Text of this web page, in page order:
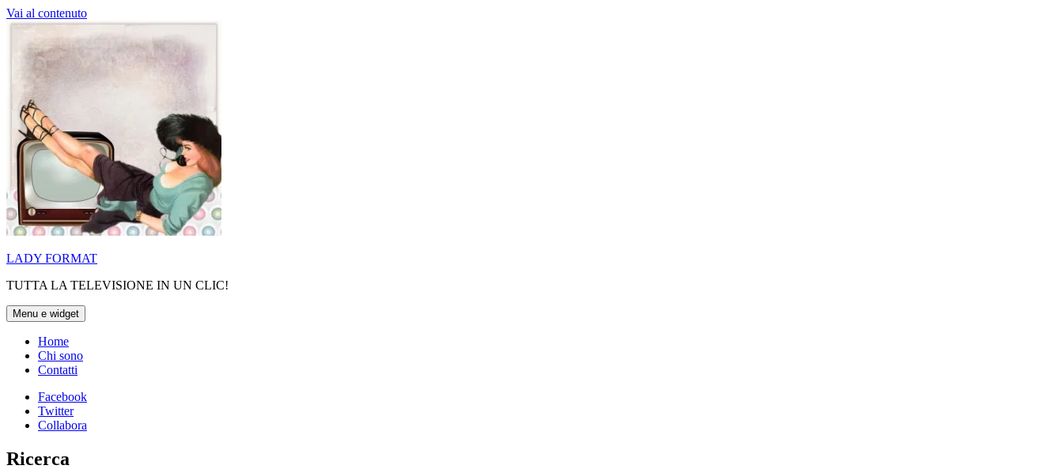
Vai al contenuto
LADY FORMAT
TUTTA LA TELEVISIONE IN UN CLIC!
Menu e widget
Home
Chi sono
Contatti
Facebook
Twitter
Collabora
Ricerca